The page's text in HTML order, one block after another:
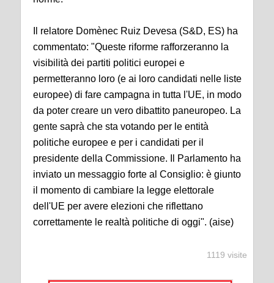
Il relatore Domènec Ruiz Devesa (S&D, ES) ha
commentato: "Queste riforme rafforzeranno la
visibilità dei partiti politici europei e
permetteranno loro (e ai loro candidati nelle liste
europee) di fare campagna in tutta l'UE, in modo
da poter creare un vero dibattito paneuropeo. La
gente saprà che sta votando per le entità
politiche europee e per i candidati per il
presidente della Commissione. Il Parlamento ha
inviato un messaggio forte al Consiglio: è giunto
il momento di cambiare la legge elettorale
dell'UE per avere elezioni che riflettano
correttamente le realtà politiche di oggi". (aise)
1119 visite